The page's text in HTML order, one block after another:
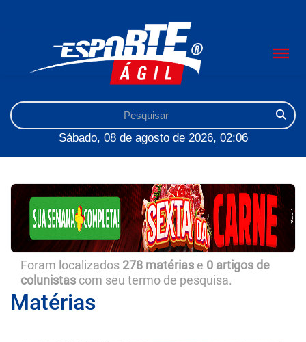
Sábado, 08 de agosto de 2026, 02:06
Foram localizados 278 matérias e 0 artigos de
colunistas com seu termo de pesquisa.
Matérias